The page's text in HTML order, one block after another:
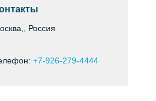
Россия
+7-926-279-4444